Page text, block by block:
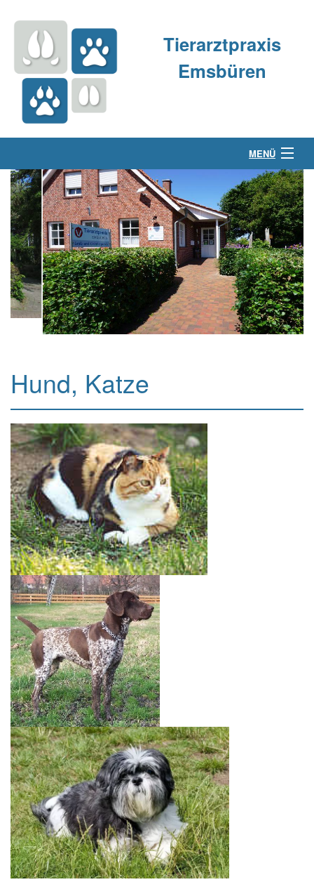
Tierarztpraxis
Emsbüren
MENÜ
Über uns
Kleintierpraxis
Großtierpraxis
Kontakt & Anfahrt
Hund, Katze